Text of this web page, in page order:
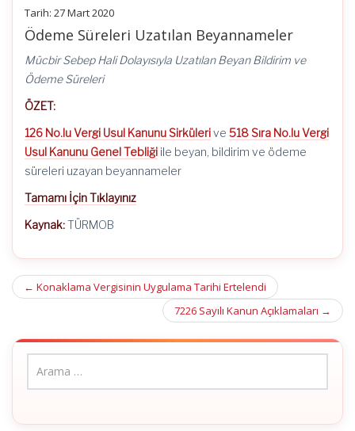
Tarih: 27 Mart 2020
Ödeme Süreleri Uzatılan Beyannameler
Mücbir Sebep Hali Dolayısıyla Uzatılan Beyan Bildirim ve
Ödeme Süreleri
ÖZET:
126 No.lu Vergi Usul Kanunu Sirkülerive 518 Sıra No.lu Vergi
Usul Kanunu Genel Tebliği ile beyan, bildirim ve ödeme
süreleri uzayan beyannameler
Tamamı İçin Tıklayınız
Kaynak:TÜRMOB
Post
navigation
← Konaklama Vergisinin Uygulama Tarihi Ertelendi
7226 Sayılı Kanun Açıklamaları →